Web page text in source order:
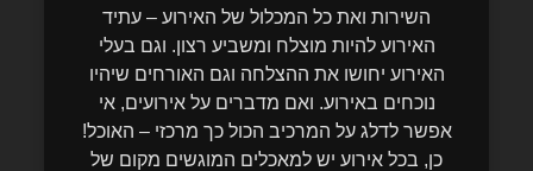
השירות ואת כל המכלול של האירוע – עתיד
האירוע להיות מוצלח ומשביע רצון. וגם בעלי
האירוע יחושו את ההצלחה וגם האורחים שיהיו
נוכחים באירוע. ואם מדברים על אירועים, אי
אפשר לדלג על המרכיב הכול כך מרכזי – האוכל!
כן, בכל אירוע יש למאכלים המוגשים מקום של